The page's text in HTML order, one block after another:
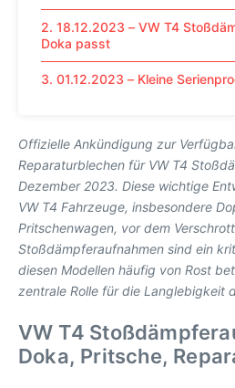
2. 18.12.2023 – VW T4
Doka passt
3. 01.12.2023 – Kleine
Offizielle Ankündigung zur
Reparaturblechen für VW T4
Dezember 2023. Diese wichtige
VW T4 Fahrzeuge, insbesondere
Pritschenwagen, vor dem
Stoßdämpferaufnahmen sind ein
diesen Modellen häufig von Rost
zentrale Rolle für die Langlebigkeit
VW T4
Doka, Pritsche,